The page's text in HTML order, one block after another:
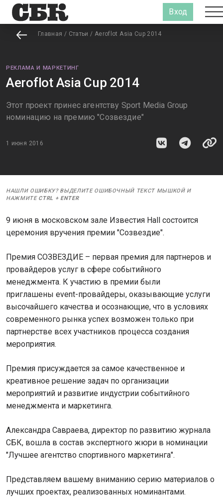
Вход
Главная / Статьи / Aeroflot Asia Cup 2014
РЕКЛАМА И МАРКЕТИНГ
Aeroflot Asia Cup 2014
Этот проект принес агентству Sport Media Group
номинацию на премию "Созвездие"
1 июня 2016
НАШЛИ ОШИБКУ? ВЫДЕЛИТЕ ОШИБОЧНЫЙ ТЕКСТ МЫШКОЙ И
НАЖМИТЕ CTRL + ENTER
9 июня в московском зале Известия Hall состоится
церемония вручения премии "Созвездие".
Премия СОЗВЕЗДИЕ – первая премия для партнеров и
провайдеров услуг в сфере событийного
менеджмента. К участию в премии были
приглашены event-провайдеры, оказывающие услуги
высочайшего качества и осознающие, что в условиях
современного рынка успех возможен только при
партнерстве всех участников процесса создания
мероприятия.
Премия присуждается за самое качественное и
креативное решение задач по организации
мероприятий и развитие индустрии событийного
менеджмента и маркетинга.
Александра Савраева, директор по развитию журнала
СБК, вошла в состав экспертного жюри в номинации
"Лучшее агентство спортивного маркетинга".
Представляем вашему вниманию серию материалов о
лучших проектах, реализованных номинантами.